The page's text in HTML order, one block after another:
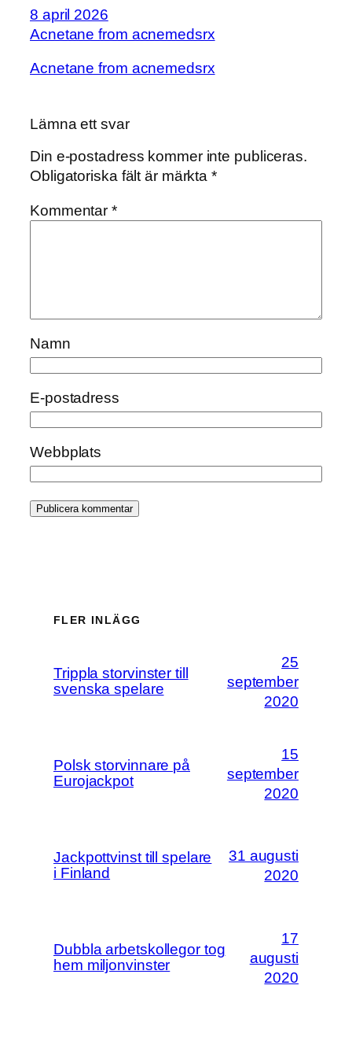
8 april 2026
Acnetane from acnemedsrx
Acnetane from acnemedsrx
Lämna ett svar
Din e-postadress kommer inte publiceras.
Obligatoriska fält är märkta*
Kommentar*
Namn
E-postadress
Webbplats
FLER INLÄGG
Trippla storvinster till
svenska spelare
25
september
2020
Polsk storvinnare på
Eurojackpot
15
september
2020
Jackpottvinst till spelare
i Finland
31 augusti
2020
Dubbla arbetskollegor tog
hem miljonvinster
17
augusti
2020